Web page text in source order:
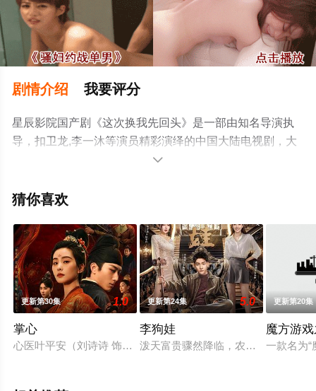
剧情介绍 我要评分
星辰影院国产剧《这次换我先回头》是一部由知名导演执
导，扣卫龙,李一沐等演员精彩演绎的中国大陆电视剧，大
结局剧情已揭晓（1-6全集），手机免费观看高清无删减完
豆瓣电视剧、电视猫或剧情网等平台了解。

猜你喜欢
更新第30集 1.0
掌心
心医叶平安（刘诗诗 饰）为一桩旧案寻至圣都，因擅用心计，
更新第24集 5.0
李狗娃
泼天富贵骤然降临，农民工李狗娃闯
更新第20集
魔方游
一款名为